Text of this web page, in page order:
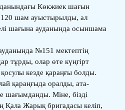
Көкжиек шағын
120 шам ауыстырылды, ал
шағына ауданында осыншама
№151 мектептің
тұрды, олар өте күңгірт
кезде қараңғы болды.
қараңғыда оралды, ата-
шағымданды. Міне, бізді
Қала Жарық бригадасы келіп,